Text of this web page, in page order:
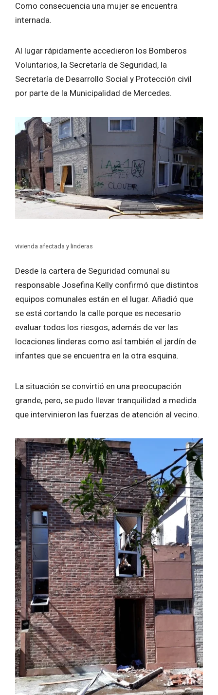
Como consecuencia una mujer se encuentra
internada.
Al lugar rápidamente accedieron los Bomberos
Voluntarios, la Secretaría de Seguridad, la
Secretaría de Desarrollo Social y Protección civil
por parte de la Municipalidad de Mercedes.
vivienda afectada y linderas
Desde la cartera de Seguridad comunal su
responsable Josefina Kelly confirmó que distintos
equipos comunales están en el lugar. Añadió que
se está cortando la calle porque es necesario
evaluar todos los riesgos, además de ver las
locaciones linderas como así también el jardín de
infantes que se encuentra en la otra esquina.
La situación se convirtió en una preocupación
grande, pero, se pudo llevar tranquilidad a medida
que intervinieron las fuerzas de atención al vecino.